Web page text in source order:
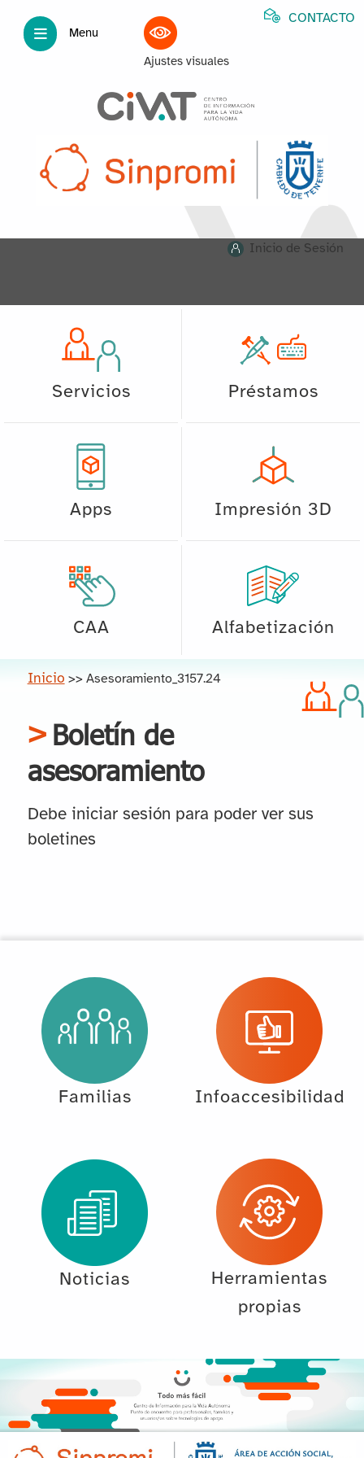
Menu
Ajustes visuales
CONTACTO
Inicio de Sesión
Servicios Préstamos
Apps Impresión 3D
CAA Alfabetización
Inicio >> Asesoramiento_3157.24
Boletín de
asesoramiento
Debe iniciar sesión para poder ver sus
boletines
Familias Infoaccesibilidad
Noticias
Herramientas
propias